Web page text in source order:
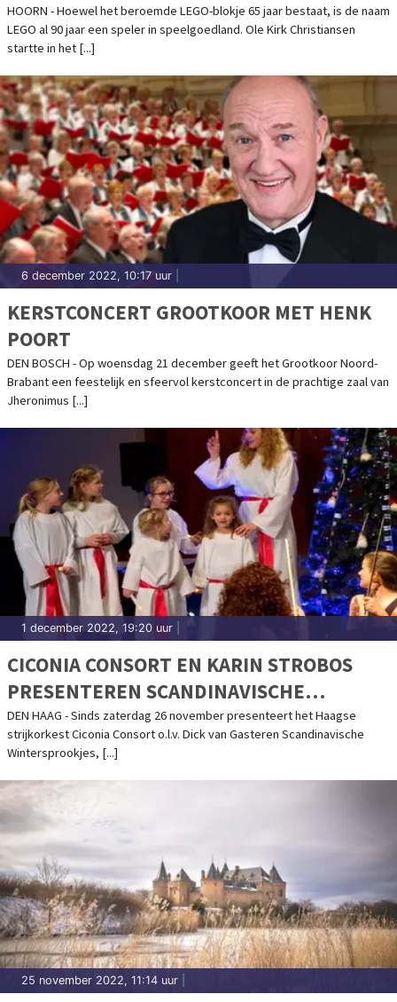
HOORN - Hoewel het beroemde LEGO-blokje 65 jaar bestaat, is de naam
LEGO al 90 jaar een speler in speelgoedland. Ole Kirk Christiansen
startte in het [...]
6 december 2022, 10:17 uur
KERSTCONCERT GROOTKOOR MET HENK
POORT
DEN BOSCH - Op woensdag 21 december geeft het Grootkoor Noord-
Brabant een feestelijk en sfeervol kerstconcert in de prachtige zaal van
Jheronimus [...]
1 december 2022, 19:20 uur
CICONIA CONSORT EN KARIN STROBOS
PRESENTEREN SCANDINAVISCHE
WINTERSPROOKJES, EEN SFEERVOL
KERSTCONCERT VOOR DE HELE FAMILIE
DEN HAAG - Sinds zaterdag 26 november presenteert het Haagse
strijkorkest Ciconia Consort o.l.v. Dick van Gasteren Scandinavische
Wintersprookjes, [...]
25 november 2022, 11:14 uur